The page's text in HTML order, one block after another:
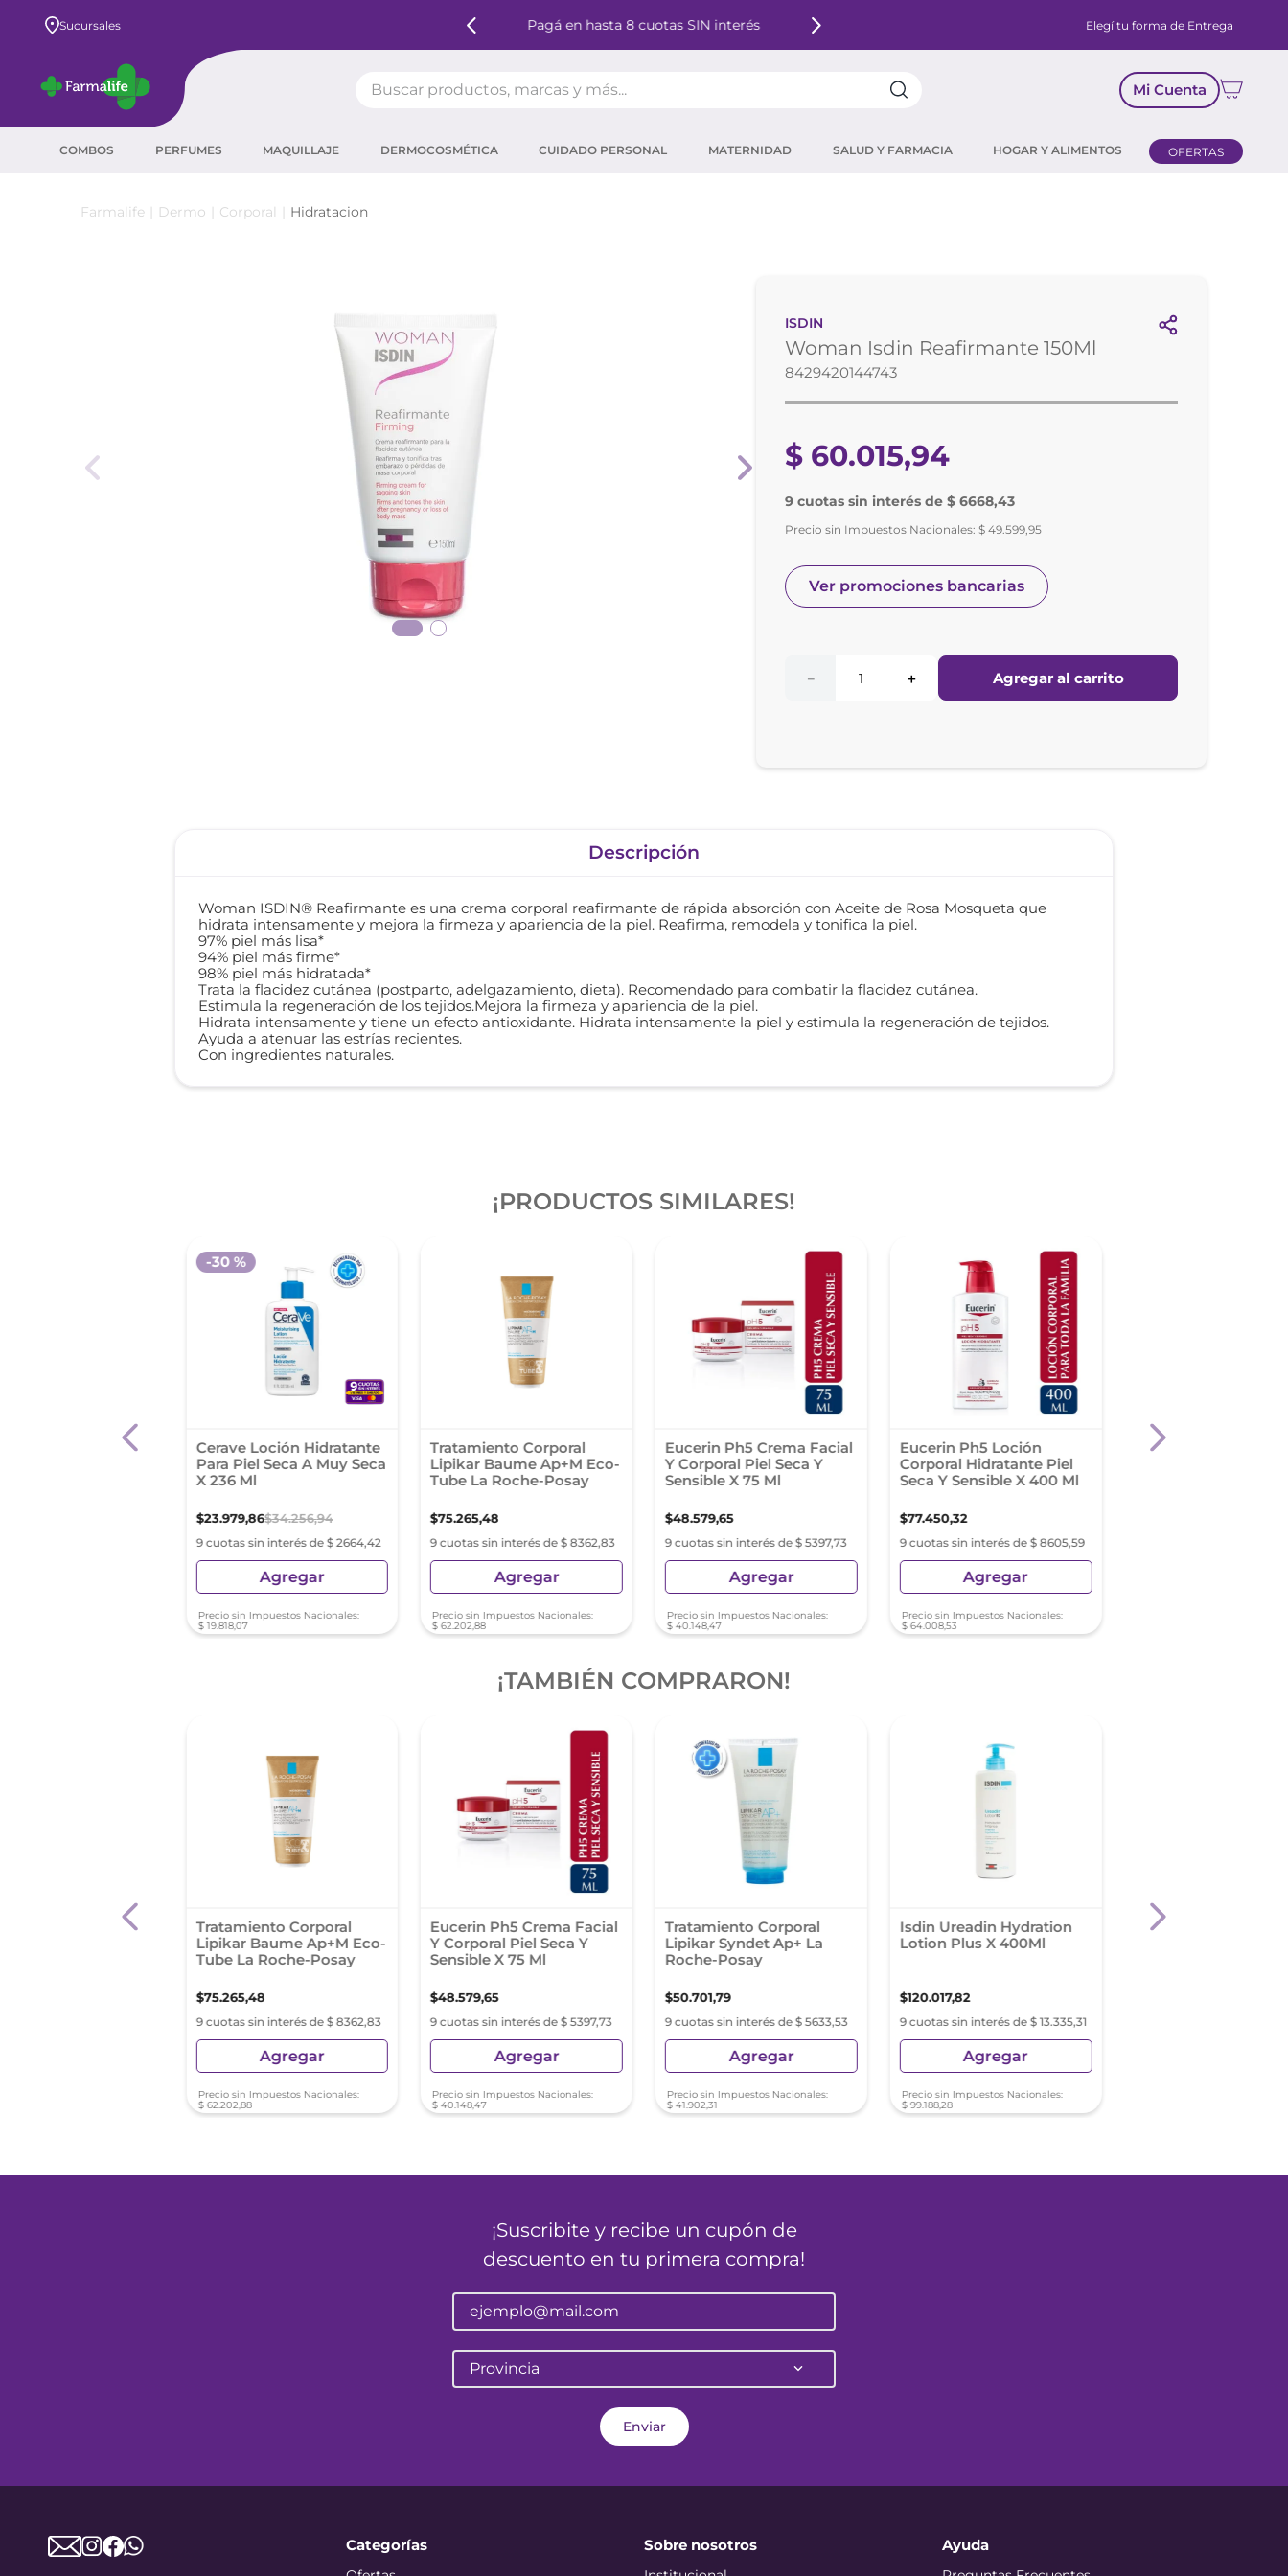
Sucursales Pagá en hasta 8 cuotas SIN interés Elegí tu forma de Entrega
Mi Cuenta
COMBOS PERFUMES MAQUILLAJE DERMOCOSMÉTICA CUIDADO PERSONAL MATERNIDAD SALUD Y FARMACIA HOGAR Y ALIMENTOS OFERTAS
Dermo Corporal Hidratacion
ISDIN
Woman Isdin Reafirmante 150Ml
8429420144743
$ 60.015,94
9 cuotas sin interés de $ 6668,43
Precio sin Impuestos Nacionales:$ 49.599,95
Ver promociones bancarias
＋
－ Agregar al carrito
Descripción
Woman ISDIN® Reafirmante es una crema corporal reafirmante de rápida absorción con Aceite de Rosa Mosqueta que
hidrata intensamente y mejora la firmeza y apariencia de la piel. Reafirma, remodela y tonifica la piel.
97% piel más lisa*
94% piel más firme*
98% piel más hidratada*
Trata la flacidez cutánea (postparto, adelgazamiento, dieta). Recomendado para combatir la flacidez cutánea.
Estimula la regeneración de los tejidos.Mejora la firmeza y apariencia de la piel.
Hidrata intensamente y tiene un efecto antioxidante. Hidrata intensamente la piel y estimula la regeneración de tejidos.
Ayuda a atenuar las estrías recientes.
Con ingredientes naturales.
¡PRODUCTOS SIMILARES!
Rx 10 Lotion Plus
Cerave Loción Hidratante
Para Piel Seca A Muy Seca
X 236 Ml
$23.979,86$34.256,94
9 cuotas sin interés de $ 2664,42
-30 %
Agregar
Precio sin Impuestos Nacionales:
$ 19.818,07
Tratamiento Corporal
Lipikar Baume Ap+M Eco-
Tube La Roche-Posay
$75.265,48
9 cuotas sin interés de $ 8362,83
Agregar
Precio sin Impuestos Nacionales:
$ 62.202,88
Eucerin Ph5 Crema Facial
Y Corporal Piel Seca Y
Sensible X 75 Ml
$48.579,65
9 cuotas sin interés de $ 5397,73
Agregar
Precio sin Impuestos Nacionales:
$ 40.148,47
Eucerin Ph5 Loción
Corporal Hidratante Piel
Seca Y Sensible X 400 Ml
$77.450,32
9 cuotas sin interés de $ 8605,59
Agregar
Precio sin Impuestos Nacionales:
$ 64.008,53
Eucerin Ph5 Crema
¡TAMBIÉN COMPRARON!
Tratamiento Corporal
Lipikar Baume Ap+M Eco-
Tube La Roche-Posay
$75.265,48
9 cuotas sin interés de $ 8362,83
Agregar
Precio sin Impuestos Nacionales:
$ 62.202,88
Eucerin Ph5 Crema Facial
Y Corporal Piel Seca Y
Sensible X 75 Ml
$48.579,65
9 cuotas sin interés de $ 5397,73
Agregar
Precio sin Impuestos Nacionales:
$ 40.148,47
Tratamiento Corporal
Lipikar Syndet Ap+ La
Roche-Posay
$50.701,79
9 cuotas sin interés de $ 5633,53
Agregar
Precio sin Impuestos Nacionales:
$ 41.902,31
Isdin Ureadin Hydration
Lotion Plus X 400Ml
$120.017,82
9 cuotas sin interés de $ 13.335,31
Agregar
Precio sin Impuestos Nacionales:
$ 99.188,28
Isdin Si Nails
¡Suscribite y recibe un cupón de
descuento en tu primera compra!
Provincia
Enviar
Categorías Sobre nosotros Ayuda
agua micelar
corrector
retinol
tintura